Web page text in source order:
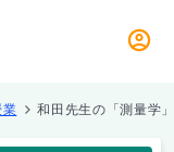
業 和田先生の「測量学